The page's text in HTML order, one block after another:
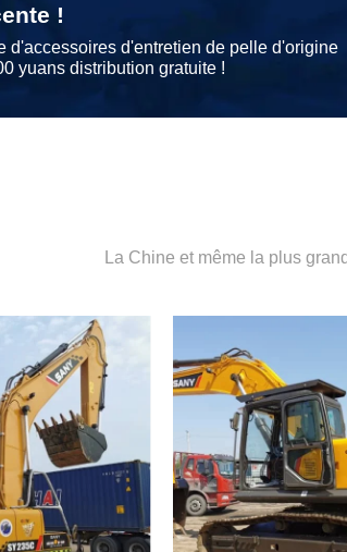
!
d'accessoires d'entretien de pelle d'origine
yuans distribution gratuite !
La Chine et même la plus